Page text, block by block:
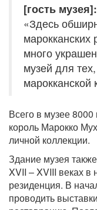
[гость музея]:
«Здесь
много
музей для
марокканской
Всего в музее
король Марокко
личной коллекции.
Здание музея
XVII – XVIII веках в
резиденция. В
проводить